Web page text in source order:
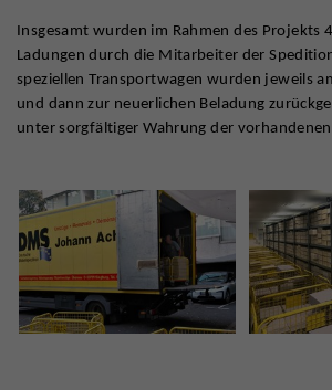
Insgesamt wurden im Rahmen des Projekts
Ladungen durch die Mitarbeiter der
speziellen Transportwagen wurden jeweils
und dann zur neuerlichen Beladung
unter sorgfältiger Wahrung der